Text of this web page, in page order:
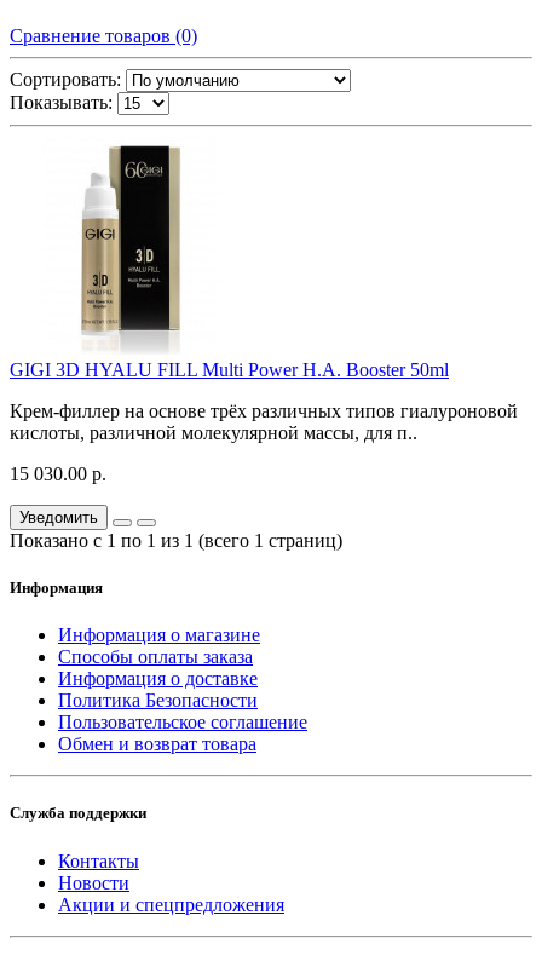
Сравнение товаров (0)
Сортировать:
Показывать:
GIGI 3D HYALU FILL Multi Power H.A. Booster 50ml
Крем-филлер на основе трёх различных типов гиалуроновой
кислоты, различной молекулярной массы, для п..
15 030.00 р.
Уведомить
Показано с 1 по 1 из 1 (всего 1 страниц)
Информация
Информация о магазине
Способы оплаты заказа
Информация о доставке
Политика Безопасности
Пользовательское соглашение
Обмен и возврат товара
Служба поддержки
Контакты
Новости
Акции и спецпредложения